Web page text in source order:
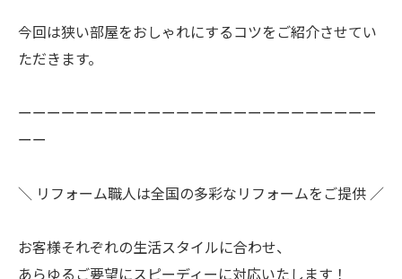
今回は狭い部屋をおしゃれにするコツをご紹介させてい
ただきます。
ーーーーーーーーーーーーーーーーーーーーーーーーー
ーー
＼ リフォーム職人は全国の多彩なリフォームをご提供 ／
お客様それぞれの生活スタイルに合わせ、
あらゆるご要望にスピーディーに対応いたします！